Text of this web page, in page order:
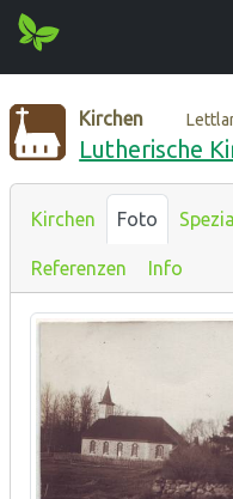
Kirchen
Lutherische
Kirchen Foto
Referenzen Info